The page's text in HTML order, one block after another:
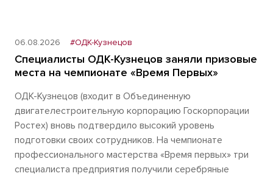
06.08.2026 #ОДК-Кузнецов
Специалисты ОДК-Кузнецов заняли призовые
места на чемпионате «Время Первых»
ОДК-Кузнецов (входит в Объединенную
двигателестроительную корпорацию Госкорпорации
Ростех) вновь подтвердило высокий уровень
подготовки своих сотрудников. На чемпионате
профессионального мастерства «Время первых» три
специалиста предприятия получили серебряные